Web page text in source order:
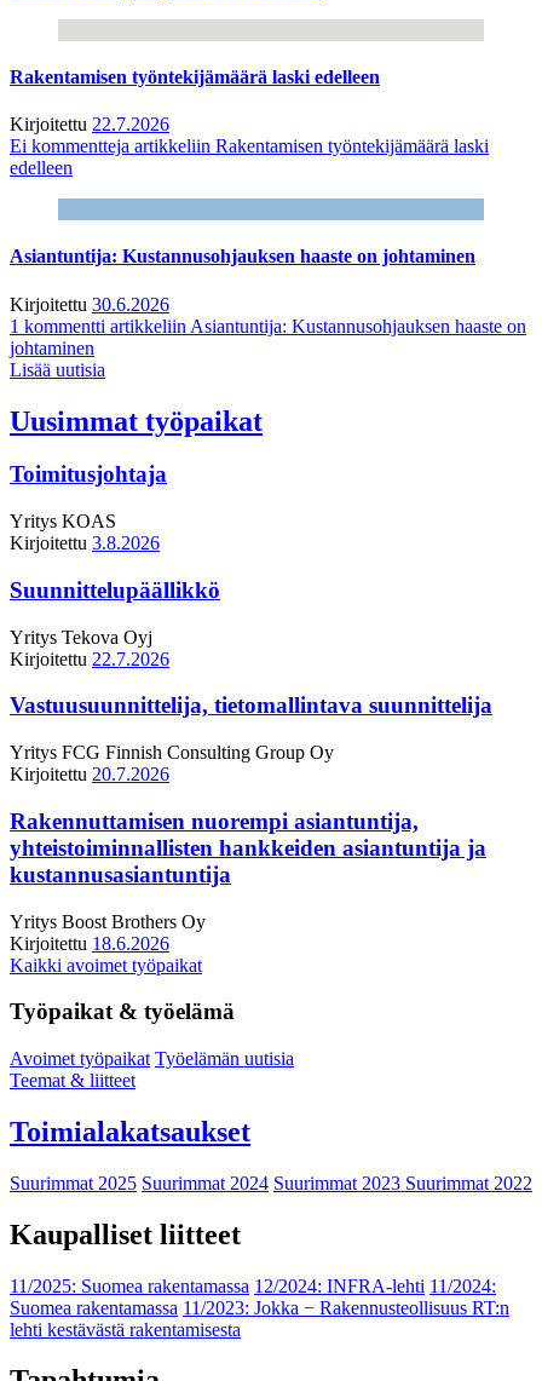
Rakentamisen työntekijämäärä laski edelleen
Kirjoitettu 22.7.2026
Ei kommentteja artikkeliin Rakentamisen työntekijämäärä laski
edelleen
Asiantuntija: Kustannusohjauksen haaste on johtaminen
Kirjoitettu 30.6.2026
1 kommentti artikkeliin Asiantuntija: Kustannusohjauksen haaste on
johtaminen
Lisää uutisia
Uusimmat työpaikat
Toimitusjohtaja
Yritys KOAS
Kirjoitettu 3.8.2026
Suunnittelupäällikkö
Yritys Tekova Oyj
Kirjoitettu 22.7.2026
Vastuusuunnittelija, tietomallintava suunnittelija
Yritys FCG Finnish Consulting Group Oy
Kirjoitettu 20.7.2026
Rakennuttamisen nuorempi asiantuntija,
yhteistoiminnallisten hankkeiden asiantuntija ja
kustannusasiantuntija
Yritys Boost Brothers Oy
Kirjoitettu 18.6.2026
Kaikki avoimet työpaikat
Työpaikat & työelämä
Avoimet työpaikat Työelämän uutisia
Teemat & liitteet
Toimialakatsaukset
Suurimmat 2025 Suurimmat 2024 Suurimmat 2023 Suurimmat 2022
Kaupalliset liitteet
11/2025: Suomea rakentamassa 12/2024: INFRA-lehti 11/2024:
Suomea rakentamassa 11/2023: Jokka − Rakennusteollisuus RT:n
lehti kestävästä rakentamisesta